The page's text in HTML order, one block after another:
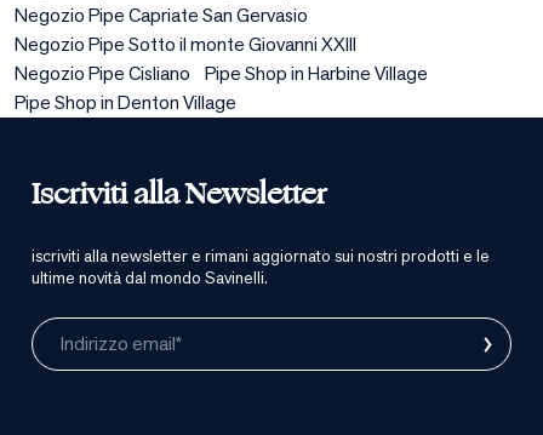
Negozio Pipe Capriate San Gervasio
Negozio Pipe Sotto il monte Giovanni XXIII
Negozio Pipe Cisliano
Pipe Shop in Harbine Village
Pipe Shop in Denton Village
Iscriviti alla Newsletter
iscriviti alla newsletter e rimani aggiornato sui nostri prodotti e le
ultime novità dal mondo Savinelli.
Indirizzo email* ›